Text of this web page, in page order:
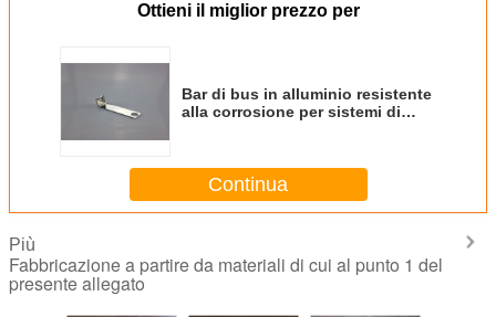
Ottieni il miglior prezzo per
Bar di bus in alluminio resistente
alla corrosione per sistemi di
Continua
Più
Fabbricazione a partire da materiali di cui al punto 1 del
presente allegato